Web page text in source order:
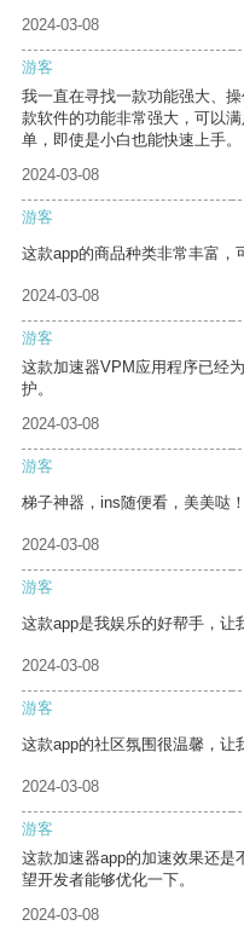
2024-03-08
游客
我一直在寻找一款功能强大、
款软件的功能非常强大，可以
单，即使是小白也能快速上手。
2024-03-08
游客
这款app的商品种类非常丰富，
2024-03-08
游客
这款加速器VPM应用程序已经
护。
2024-03-08
游客
梯子神器，ins随便看，美美哒！
2024-03-08
游客
这款app是我娱乐的好帮手，让
2024-03-08
游客
这款app的社区氛围很温馨，让
2024-03-08
游客
这款加速器app的加速效果还是
望开发者能够优化一下。
2024-03-08